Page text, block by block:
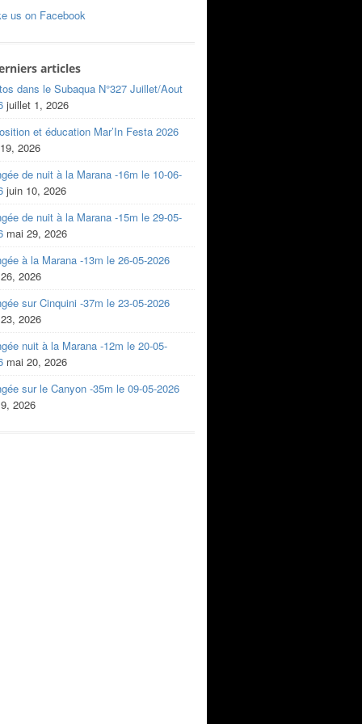
us on Facebook
articles
dans le Subaqua N°327 Juillet/Aout
juillet 1, 2026
et éducation Mar’In Festa 2026
2026
de nuit à la Marana -16m le 10-06-
juin 10, 2026
de nuit à la Marana -15m le 29-05-
mai 29, 2026
à la Marana -13m le 26-05-2026
2026
sur Cinquini -37m le 23-05-2026
2026
nuit à la Marana -12m le 20-05-
mai 20, 2026
sur le Canyon -35m le 09-05-2026
2026